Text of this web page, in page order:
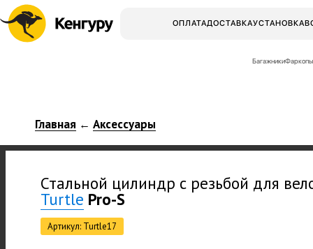
ОПЛАТАДОСТАВКАУСТАНОВКА
БагажникиФаркопы
Главная ← Аксессуары
Стальной цилиндр с резьбой для
Turtle Pro-S
Артикул: Turtle17